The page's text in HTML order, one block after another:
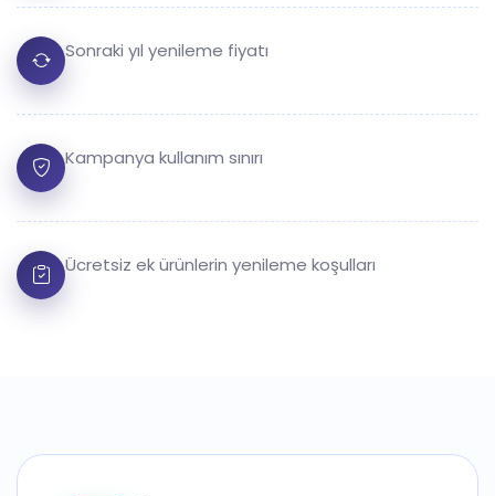
Sonraki yıl yenileme fiyatı
Kampanya kullanım sınırı
Ücretsiz ek ürünlerin yenileme koşulları